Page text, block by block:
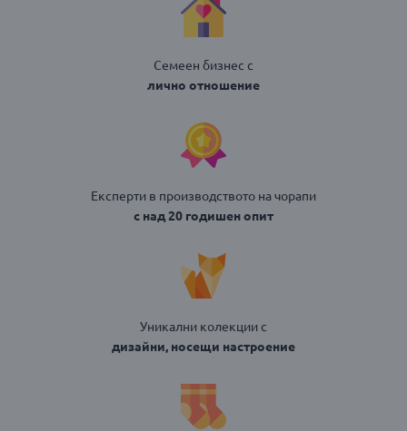
Семеен бизнес с
лично отношение
Експерти в производството на чорапи
с над 20 годишен опит
Уникални колекции с
дизайни, носещи настроение